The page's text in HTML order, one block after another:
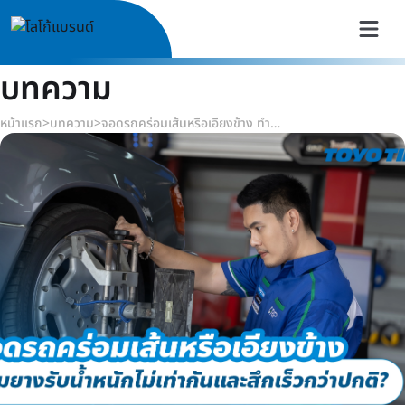
บทความ
หน้าแรก>บทความ> จอดรถคร่อมเส้นหรือเอียงข้าง ทำไมยางรับน้ำหนักไม่เท่ากันและสึกเร็วกว่าปกติ?